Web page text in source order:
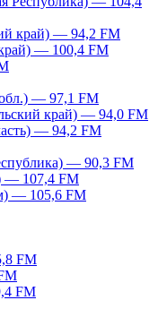
край) — 94,2 FM
— 100,4 FM
— 97,1 FM
край) — 94,0 FM
— 94,2 FM
— 90,3 FM
— 107,4 FM
— 105,6 FM
FM
FM